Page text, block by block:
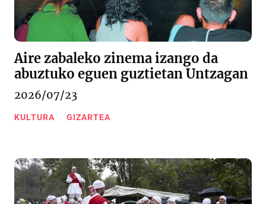
Aire zabaleko zinema izango da
abuztuko eguen guztietan Untzagan
2026/07/23
KULTURA GIZARTEA